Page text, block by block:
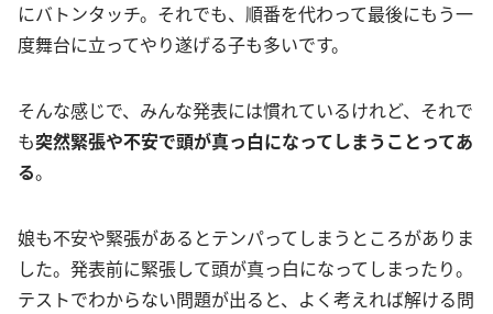
にバトンタッチ。それでも、順番を代わって最後にもう一
度舞台に立ってやり遂げる子も多いです。
そんな感じで、みんな発表には慣れているけれど、それで
も突然緊張や不安で頭が真っ白になってしまうことってあ
る。
娘も不安や緊張があるとテンパってしまうところがありま
した。発表前に緊張して頭が真っ白になってしまったり。
テストでわからない問題が出ると、よく考えれば解ける問